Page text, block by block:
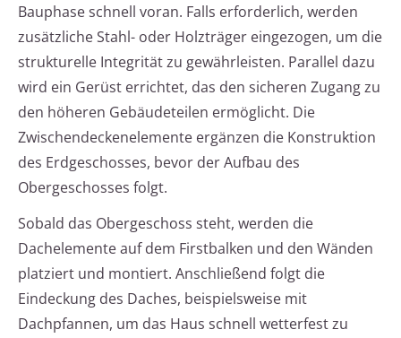
Bauphase schnell voran. Falls erforderlich, werden
zusätzliche Stahl- oder Holzträger eingezogen, um die
strukturelle Integrität zu gewährleisten. Parallel dazu
wird ein Gerüst errichtet, das den sicheren Zugang zu
den höheren Gebäudeteilen ermöglicht. Die
Zwischendeckenelemente ergänzen die Konstruktion
des Erdgeschosses, bevor der Aufbau des
Obergeschosses folgt.
Sobald das Obergeschoss steht, werden die
Dachelemente auf dem Firstbalken und den Wänden
platziert und montiert. Anschließend folgt die
Eindeckung des Daches, beispielsweise mit
Dachpfannen, um das Haus schnell wetterfest zu